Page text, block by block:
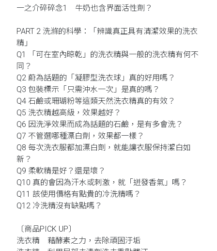
一之介碎碎念1 牛奶也含界面活性劑？
PART 2 洗滌的科學：「辨識真正具有清潔效果的洗衣
精」
Q1 「可在室內晾乾」的洗衣精與一般的洗衣精有何不
同？
Q2 蔚為話題的「凝膠型洗衣球」真的好用嗎？
Q3 包裝標示「只需沖水一次」是真的嗎？
Q4 石鹼或珊瑚粉等這類天然洗衣精真的有效？
Q5 洗衣精越高級，效果越好？
Q6 因洗淨效果而成為話題的石鹼，是有多會洗？
Q7 不管選哪種漂白劑，效果都一樣？
Q8 每次洗衣服都加漂白劑，就能讓衣服保持潔白如
新？
Q9 柔軟精是好？還是壞？
Q10 真的會因為汗水或刺激，就「迸發香氣」嗎？
Q11 該使用價格有點貴的冷洗精嗎？
Q12 冷洗精沒有缺點嗎？
〔商品PICK UP〕
洗衣精 藉酵素之力，去除頑固汙垢